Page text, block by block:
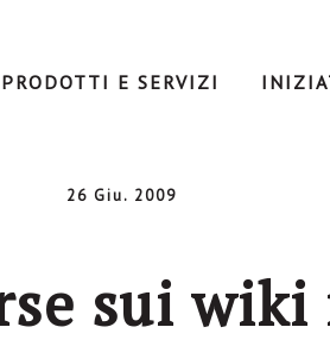
PRODOTTI E SERVIZI
26 Giu. 2009
sui